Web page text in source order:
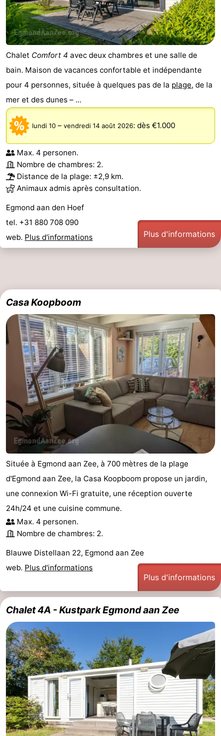
Chalet Comfort 4 avec deux chambres et une salle de
bain. Maison de vacances confortable et indépendante
pour 4 personnes, située à quelques pas de la plage, de la
mer et des dunes – ...
lundi 10 – vendredi 14 août 2026: dès €1.000
Max. 4 personen.
Nombre de chambres: 2.
Distance de la plage: ±2,9 km.
Animaux admis après consultation.
Egmond aan den Hoef
tel. +31 880 708 090
web. Plus d'informations Plus d'informations
Casa Koopboom
Située à Egmond aan Zee, à 700 mètres de la plage
d'Egmond aan Zee, la Casa Koopboom propose un jardin,
une connexion Wi-Fi gratuite, une réception ouverte
24h/24 et une cuisine commune.
Max. 4 personen.
Nombre de chambres: 2.
Blauwe Distellaan 22, Egmond aan Zee
web. Plus d'informations
Plus d'informations
Chalet 4A - Kustpark Egmond aan Zee